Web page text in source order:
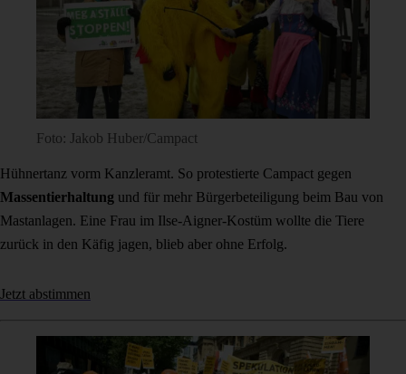
Foto: Jakob Huber/Campact
Hühnertanz vorm Kanzleramt. So protestierte Campact gegen
Massentierhaltung und für mehr Bürgerbeteiligung beim Bau von
Mastanlagen. Eine Frau im Ilse-Aigner-Kostüm wollte die Tiere
zurück in den Käfig jagen, blieb aber ohne Erfolg.
Jetzt abstimmen